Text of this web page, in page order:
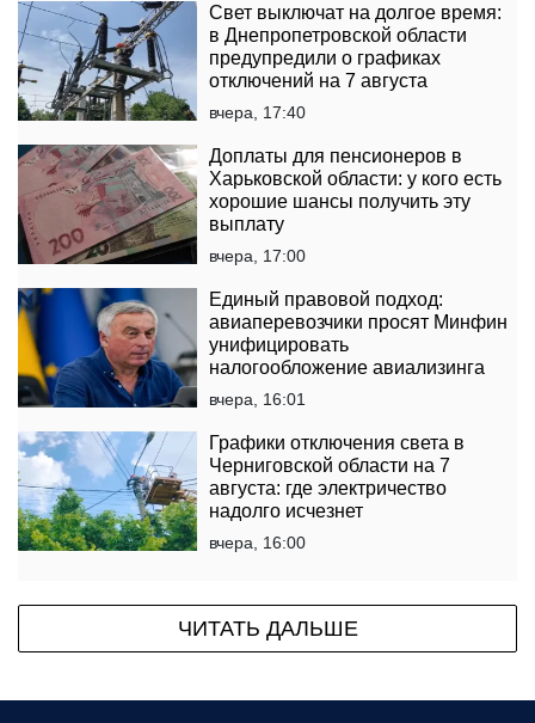
Свет выключат на долгое время:
в Днепропетровской области
предупредили о графиках
отключений на 7 августа
вчера, 17:40
Доплаты для пенсионеров в
Харьковской области: у кого есть
хорошие шансы получить эту
выплату
вчера, 17:00
Единый правовой подход:
авиаперевозчики просят Минфин
унифицировать
налогообложение авиализинга
вчера, 16:01
Графики отключения света в
Черниговской области на 7
августа: где электричество
надолго исчезнет
вчера, 16:00
ЧИТАТЬ ДАЛЬШЕ